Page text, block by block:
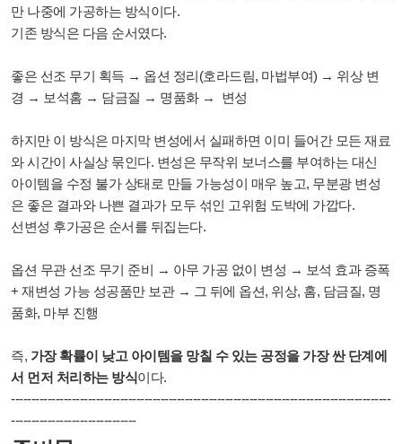
만 나중에 가공하는 방식이다.
기존 방식은 다음 순서였다.
좋은 선조 무기 획득 → 옵션 정리(호라드림, 마법부여) → 위상 변
경 → 보석홈 → 담금질 → 명품화 → 변성
하지만 이 방식은 마지막 변성에서 실패하면 이미 들어간 모든 재료
와 시간이 사실상 묶인다. 변성은 무작위 보너스를 부여하는 대신
아이템을 수정 불가 상태로 만들 가능성이 매우 높고, 무분광 변성
은 좋은 결과와 나쁜 결과가 모두 섞인 고위험 도박에 가깝다.
선변성 후가공은 순서를 뒤집는다.
옵션 무관 선조 무기 준비 → 아무 가공 없이 변성 → 보석 효과 증폭
+ 재변성 가능 성공품만 보관 → 그 뒤에 옵션, 위상, 홈, 담금질, 명
품화, 마부 진행
즉, 가장 확률이 낮고 아이템을 망칠 수 있는 공정을 가장 싼 단계에
서 먼저 처리하는 방식이다.
----------------------------------------------------------------------------------------------
-------------------------------